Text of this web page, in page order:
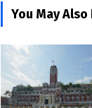
You May Also